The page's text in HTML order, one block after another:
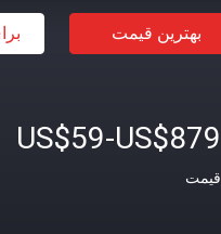
بهترین قیمت
US$59-US$879
قیمت